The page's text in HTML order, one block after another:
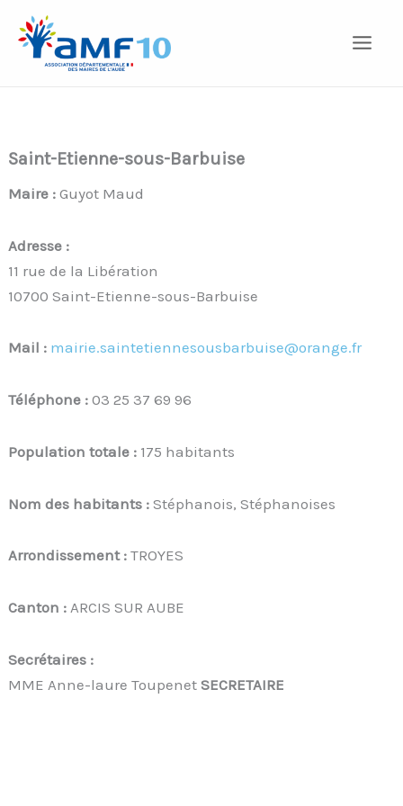
contenu
Saint-Etienne-sous-Barbuise
Maire :Guyot Maud
Adresse :
11 rue de la Libération
10700 Saint-Etienne-sous-Barbuise
Mail : mairie.saintetiennesousbarbuise@orange.fr
Téléphone :03 25 37 69 96
Population totale : 175 habitants
Nom des habitants :Stéphanois, Stéphanoises
Arrondissement :TROYES
Canton :ARCIS SUR AUBE
Secrétaires :
MME Anne-laure ToupenetSECRETAIRE